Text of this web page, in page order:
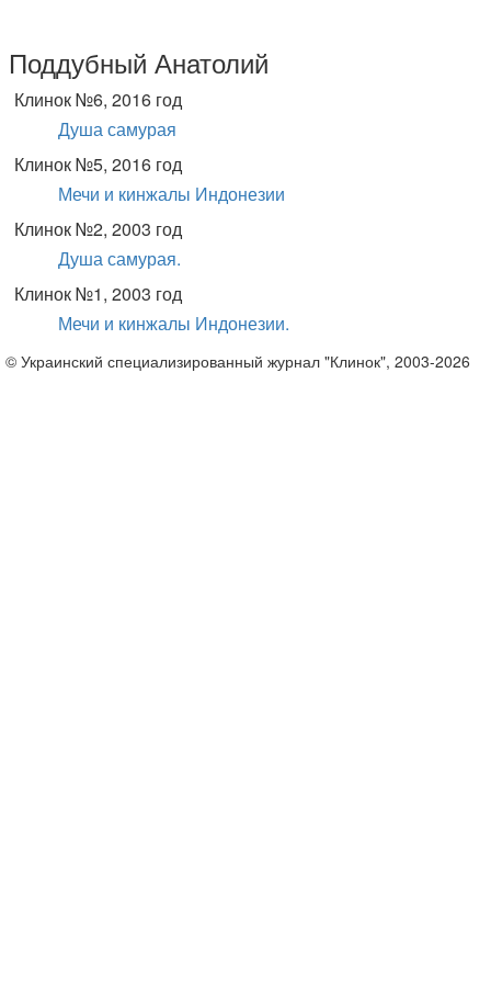
Поддубный Анатолий
Клинок №6, 2016 год
Душа самурая
Клинок №5, 2016 год
Мечи и кинжалы Индонезии
Клинок №2, 2003 год
Душа самурая.
Клинок №1, 2003 год
Мечи и кинжалы Индонезии.
© Украинский специализированный журнал "Клинок", 2003-2026